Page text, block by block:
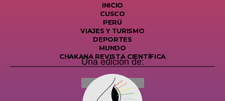
INICIO
CUSCO
PERÚ
VIAJES Y TURISMO
DEPORTES
MUNDO
CHAKANA REVISTA CIENTÍFICA
Una edición de: